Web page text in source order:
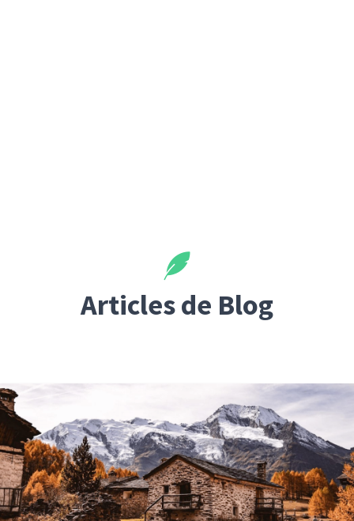
Articles de Blog